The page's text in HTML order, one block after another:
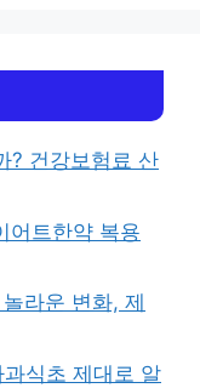
? 건강보험료 산
어트한약 복용
라운 변화, 제
식초 제대로 알